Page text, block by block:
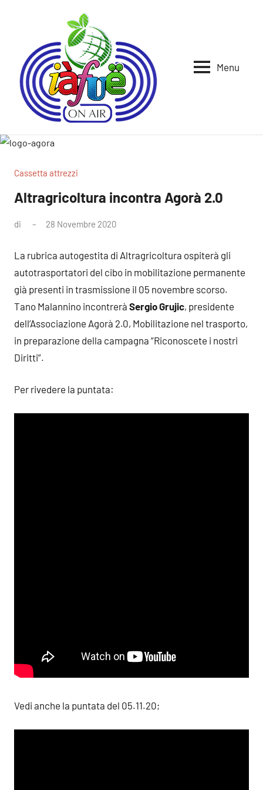
Iafue
Menu
Cassetta attrezzi
Altragricoltura incontra Agorà 2.0
di 28 Novembre 2020
La rubrica autogestita di Altragricoltura ospiterà gli
autotrasportatori del cibo in mobilitazione permanente
già presenti in trasmissione il 05 novembre scorso.
Tano Malannino incontrerà Sergio Grujic, presidente
dell’Associazione Agorà 2.0, Mobilitazione nel trasporto,
in preparazione della campagna “Riconoscete i nostri
Diritti”.
Per rivedere la puntata:
Vedi anche la puntata del 05.11.20;